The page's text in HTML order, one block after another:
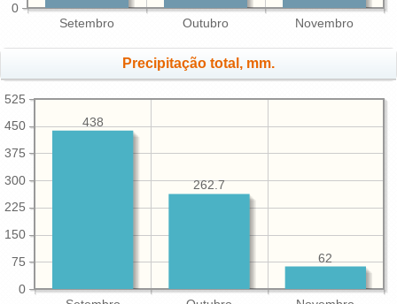
Setembro Outubro Novembro
0
Precipitação total, mm.
0
75
150
225
300
375
450
525
62
262.7
438